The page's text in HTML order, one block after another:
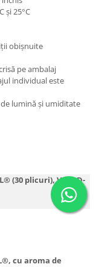
și 25°C
obișnuite
pe ambalaj
individual este
lumină și umiditate
(30 plicuri), VITA-D-
cu aroma de